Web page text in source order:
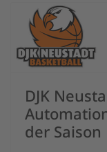
DJK
der Saison